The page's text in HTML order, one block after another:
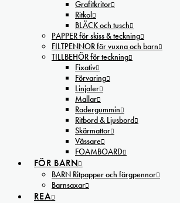
Grafitkritor
Ritkol
BLÄCK och tusch
PAPPER för skiss & teckning
FILTPENNOR för vuxna och barn
TILLBEHÖR för teckning
Fixativ
Förvaring
Linjaler
Mallar
Radergummin
Ritbord & Ljusbord
Skärmattor
Vässare
FOAMBOARD
FÖR BARN
BARN Ritpapper och färgpennor
Barnsaxar
REA